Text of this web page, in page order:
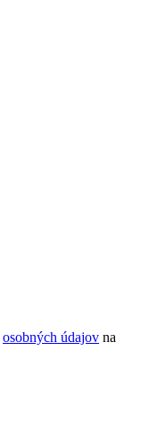
osobných údajov na